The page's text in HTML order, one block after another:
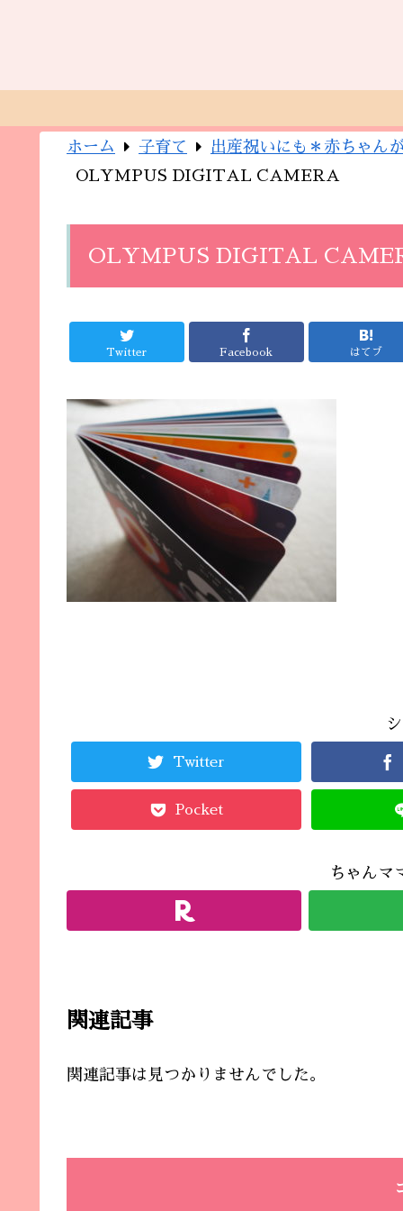
ホーム 子育て
出産祝いにも＊赤ちゃん
OLYMPUS DIGITAL CAMERA
OLYMPUS DIGITAL
Twitter Facebook はてブ
Twitter
Pocket
ちゃんマ
関連記事
関連記事は見つかりませんでした。